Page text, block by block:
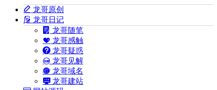
龙哥原创
龙哥日记
龙哥随笔
龙哥感触
龙哥疑惑
龙哥见解
龙哥域名
龙哥建站